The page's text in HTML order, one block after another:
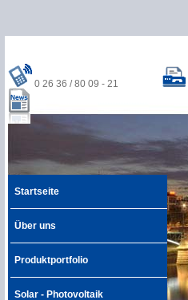
0 26 36 / 80 09 - 21
Startseite
Über uns
Produktportfolio
Solar - Photovoltaik